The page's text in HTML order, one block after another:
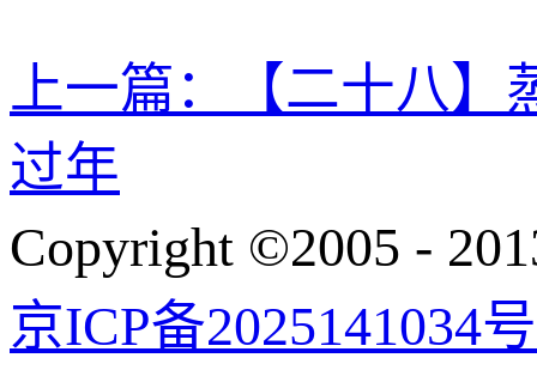
上一篇：
【二十八
过年
Copyright ©2005 -
京ICP备2025141034